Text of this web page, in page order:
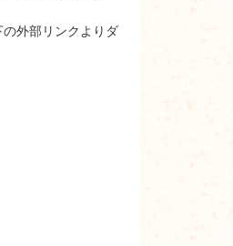
外部リンクよりダ